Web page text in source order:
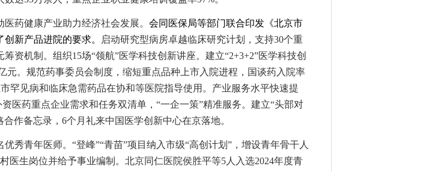
药健康产业助力经济社会发展。 会同医保局等部门联合印发 《北京市
创新产品进院的要求。 启动研究型病房卓越临床研究计划，支持30个重
资机制。组织15场“领航”医学科技创新讲座。建立“2+3+2”医学科技创
元。规范药事委员会制度，缩短重点品种上市入院进程，国谈药入院率
罕见病和临床急需药品在协和等医院指导使用。产业服务水平快速提
医药重点企业需求和任务双清单，“一企一策”精准服务。建立“头部对
作备忘录，6个月礼来中国医学创新中心在京落地。
优秀青年医师。“登峰”“青苗”项目纳入市级“高创计划”，增设青年骨干人
医生岗位并给予事业编制。北京同仁医院侯胜平等5人入选2024年度青